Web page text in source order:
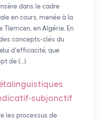
dans le cadre
en cours, menée à la
en Algérie. En
concepts-clés du
d’efficacité, que
de (…)
subjonctif
les processus de